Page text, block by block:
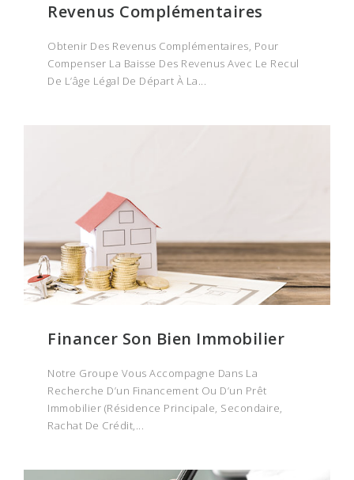
Revenus Complémentaires
Obtenir Des Revenus Complémentaires, Pour
Compenser La Baisse Des Revenus Avec Le Recul
De L’âge Légal De Départ À La...
Financer Son Bien Immobilier
Notre Groupe Vous Accompagne Dans La
Recherche D’un Financement Ou D’un Prêt
Immobilier (résidence Principale, Secondaire,
Rachat De Crédit,...